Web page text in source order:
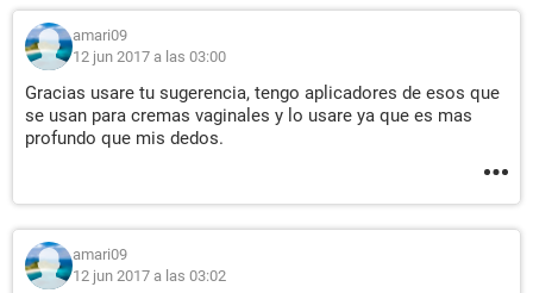
amari09
12 jun 2017 a las 03:00
Gracias usare tu sugerencia, tengo aplicadores de esos que
se usan para cremas vaginales y lo usare ya que es mas
profundo que mis dedos.
amari09
12 jun 2017 a las 03:02